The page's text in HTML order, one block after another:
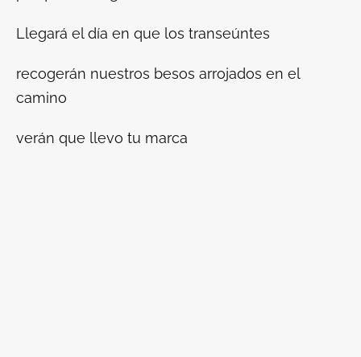
Llegará el día en que los transeúntes
recogerán nuestros besos arrojados en el
camino
verán que llevo tu marca